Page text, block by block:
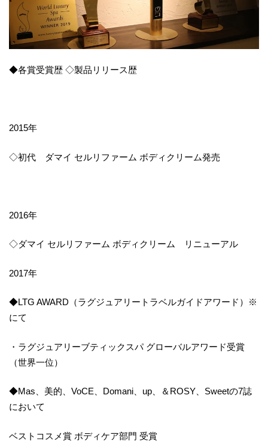
◆各賞受賞歴 ◇製品リリース歴
2015年
◇初代 ダマイ セルリファーム ボディクリーム発売
2016年
◇ダマイ セルリファーム ボディクリーム リニューアル
2017年
◆LTG AWARD（ラグジュアリートラベルガイドアワード）※
にて
・ラグジュアリーブティックスパ グローバルアワード受賞
（世界一位）
◆Mas、美的、VoCE、Domani、up、＆ROSY、Sweetの7誌
において
ベストコスメ賞 ボディケア部門 受賞